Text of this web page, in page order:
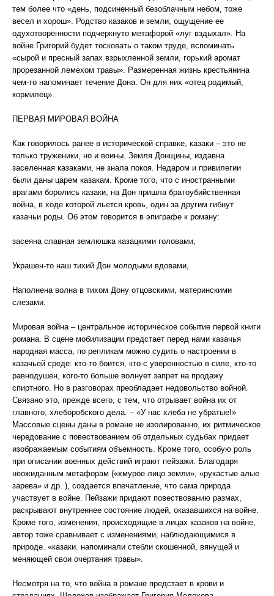
тем более что «день, подсиненный безоблачным небом, тоже
весел и хорош». Родство казаков и земли, ощущение ее
одухотворенности подчеркнуто метафорой «луг вздыхал». На
войне Григорий будет тосковать о таком труде, вспоминать
«сырой и пресный запах взрыхленной земли, горький аромат
прорезанной лемехом травы». Размеренная жизнь крестьянина
чем-то напоминает течение Дона. Он для них «отец родимый,
кормилец».
ПЕРВАЯ МИРОВАЯ ВОЙНА
Как говорилось ранее в исторической справке, казаки – это не
только труженики, но и воины. Земля Донщины, издавна
заселенная казаками, не знала покоя. Недаром и привилегии
были даны царем казакам. Кроме того, что с иностранными
врагами боролись казаки, на Дон пришла братоубийственная
война, в ходе которой льется кровь, один за другим гибнут
казачьи роды. Об этом говорится в эпиграфе к роману:
засеяна славная землюшка казацкими головами,
Украшен-то наш тихий Дон молодыми вдовами,
Наполнена волна в тихом Дону отцовскими, материнскими
слезами.
Мировая война – центральное историческое событие первой книги
романа. В сцене мобилизации предстает перед нами казачья
народная масса, по репликам можно судить о настроении в
казачьей среде: кто-то боится, кто-с уверенностью в силе, кто-то
равнодушен, кого-то больше волнует запрет на продажу
спиртного. Но в разговорах преобладает недовольство войной.
Связано это, прежде всего, с тем, что отрывает война их от
главного, хлеборобского дела. – «У нас хлеба не убратые!»
Массовые сцены даны в романе не изолированно, их ритмическое
чередование с повествованием об отдельных судьбах придает
изображаемым событиям объемность. Кроме того, особую роль
при описании военных действий играют пейзажи. Благодаря
неожиданным метафорам («хмурое лицо земли», «рукастые алые
зарева» и др. ), создается впечатление, что сама природа
участвует в войне. Пейзажи придают повествованию размах,
раскрывают внутреннее состояние людей, оказавшихся на войне.
Кроме того, изменения, происходящие в лицах казаков на войне,
автор тоже сравнивает с изменениями, наблюдающимися в
природе. «казаки. напоминали стебли скошенной, вянущей и
меняющей свои очертания травы».
Несмотря на то, что война в романе предстает в крови и